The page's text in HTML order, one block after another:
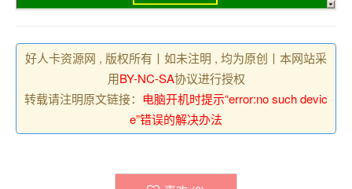
好人卡资源网 , 版权所有丨如未注明 , 均为原创丨本网站采
用BY-NC-SA协议进行授权
转载请注明原文链接： 电脑开机时提示“error:no such devic
e”错误的解决办法